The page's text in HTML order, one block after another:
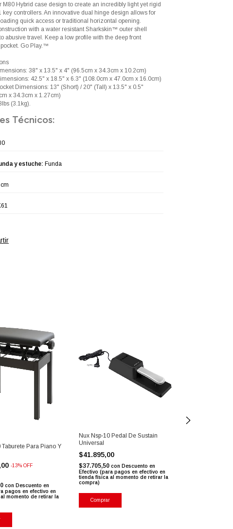
M80 Hybrid case design to create an incredibly light yet rigid
key controllers. An innovative dual hinge design allows for
quick access or traditional horizontal opening.
with a water resistant Sharkskin™ outer shell
abusive travel. Keep a low profile with the deep front
Go Play.™
38" x 13.5" x 4" (96.5cm x 34.3cm x 10.2cm)
42.5" x 18.5" x 6.3" (108.0cm x 47.0cm x 16.0cm)
Dimensions: 13" (Short) / 20" (Tall) x 13.5" x 0.5"
x 34.3cm x 1.27cm)
(3.1kg).
Técnicos:
y estuche: Funda
Para Piano Y
-13% OFF
con Descuento en
pagos en efectivo en
momento de retirar la
Nux Nsp-10 Pedal De Sustain
Universal
$41.895,00
$37.705,50 con Descuento en
Efectivo (para pagos en efectivo en
tienda física al momento de retirar la
compra)